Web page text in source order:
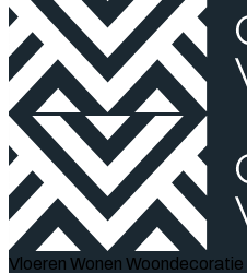
Vloeren Wonen Woondecoratie